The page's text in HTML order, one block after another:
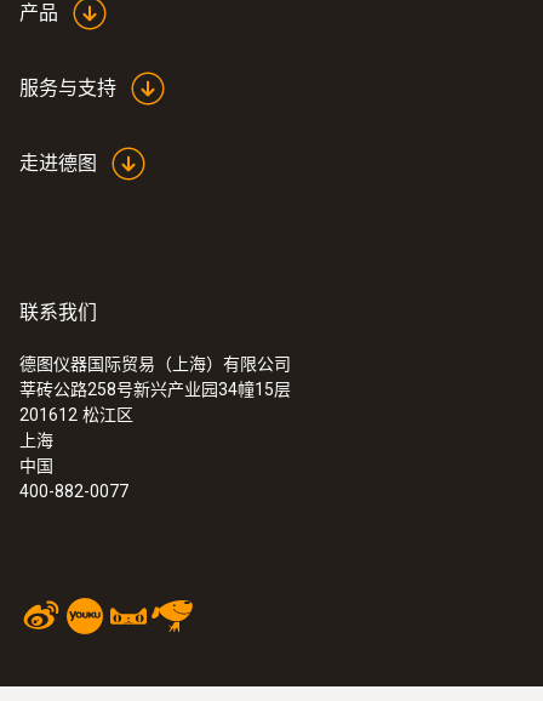
产品
服务与支持
走进德图
联系我们
德图仪器国际贸易（上海）有限公司
莘砖公路258号新兴产业园34幢15层
201612 松江区
上海
中国
400-882-0077